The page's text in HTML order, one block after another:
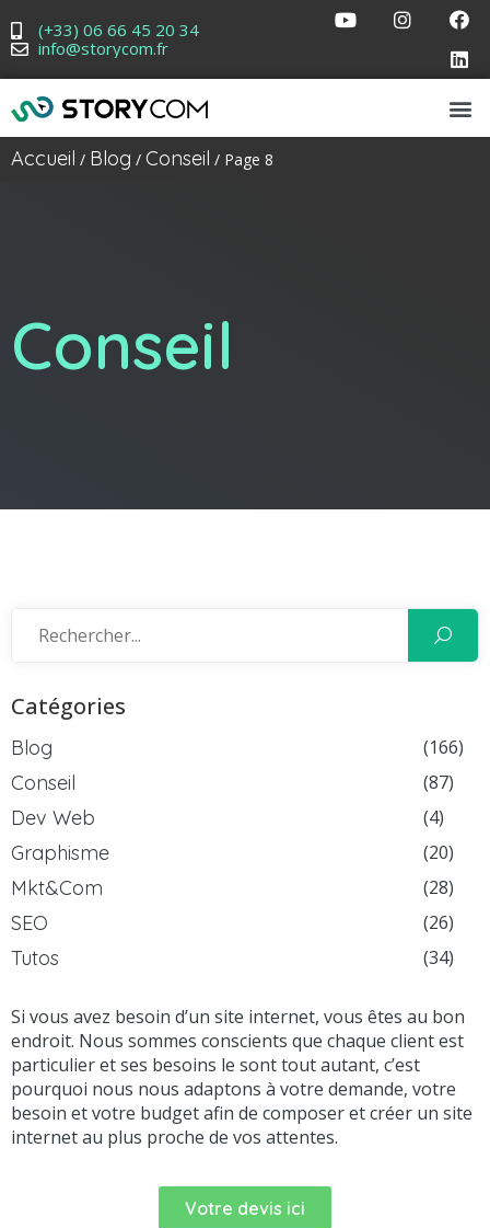
(+33) 06 66 45 20 34
info@storycom.fr
Accueil / Blog / Conseil / Page 8
Conseil
Catégories
Blog (166)
Conseil (87)
Dev Web (4)
Graphisme (20)
Mkt&Com (28)
SEO (26)
Tutos (34)
Si vous avez besoin d’un site internet, vous êtes au bon
endroit. Nous sommes conscients que chaque client est
particulier et ses besoins le sont tout autant, c’est
pourquoi nous nous adaptons à votre demande, votre
besoin et votre budget afin de composer et créer un site
internet au plus proche de vos attentes.
Votre devis ici